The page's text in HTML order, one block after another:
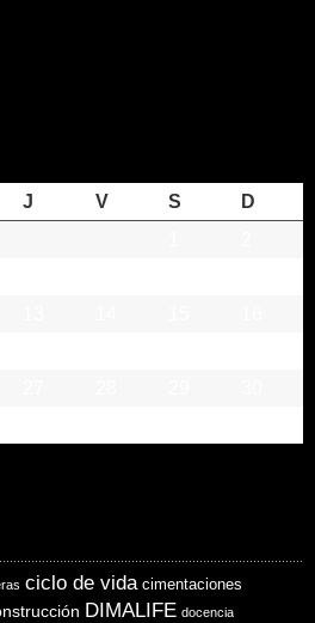
J V S
D
ciclo de vida cimentaciones
DIMALIFE docencia